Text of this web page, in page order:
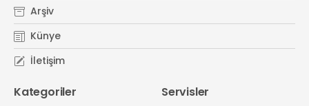
Arşiv
Künye
İletişim
Kategoriler Servisler